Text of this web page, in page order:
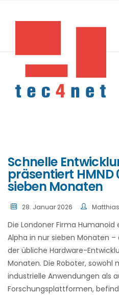
Schnelle
präsentiert HMND
sieben Monaten
28. Januar 2026
Die Londoner Firma Humanoid
Alpha in nur sieben Monaten
der übliche Hardware-
Monaten. Die Roboter, sowohl
industrielle Anwendungen als
Forschungsplattformen,